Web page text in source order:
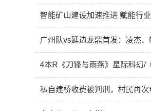
智能矿山建设加速推进 赋能行
广州队vs延边龙鼎首发：凌杰
4本R《刀锋与雨燕》星际科幻/
私自建桥收费被判刑，村民再